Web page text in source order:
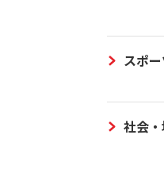
スポ
社会